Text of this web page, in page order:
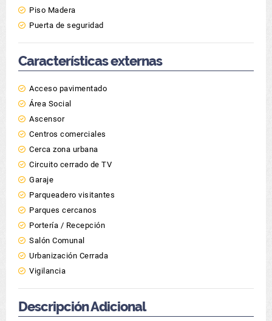
Piso Madera
Puerta de seguridad
Características externas
Acceso pavimentado
Área Social
Ascensor
Centros comerciales
Cerca zona urbana
Circuito cerrado de TV
Garaje
Parqueadero visitantes
Parques cercanos
Portería / Recepción
Salón Comunal
Urbanización Cerrada
Vigilancia
Descripción Adicional